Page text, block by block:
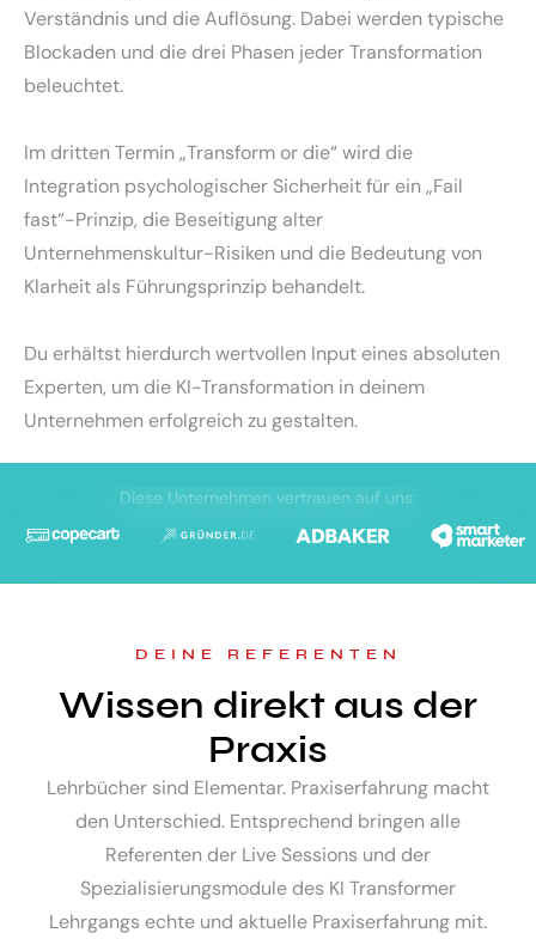
Verständnis und die Auflösung. Dabei werden typische
Blockaden und die drei Phasen jeder Transformation
beleuchtet.
Im dritten Termin „Transform or die“ wird die
Integration psychologischer Sicherheit für ein „Fail
fast“-Prinzip, die Beseitigung alter
Unternehmenskultur-Risiken und die Bedeutung von
Klarheit als Führungsprinzip behandelt.
Du erhältst hierdurch wertvollen Input eines absoluten
Experten, um die KI-Transformation in deinem
Unternehmen erfolgreich zu gestalten.
Diese Unternehmen vertrauen auf uns:
DEINE REFERENTEN
Wissen direkt aus der
Praxis
Lehrbücher sind Elementar. Praxiserfahrung macht
den Unterschied. Entsprechend bringen alle
Referenten der Live Sessions und der
Spezialisierungsmodule des KI Transformer
Lehrgangs echte und aktuelle Praxiserfahrung mit.